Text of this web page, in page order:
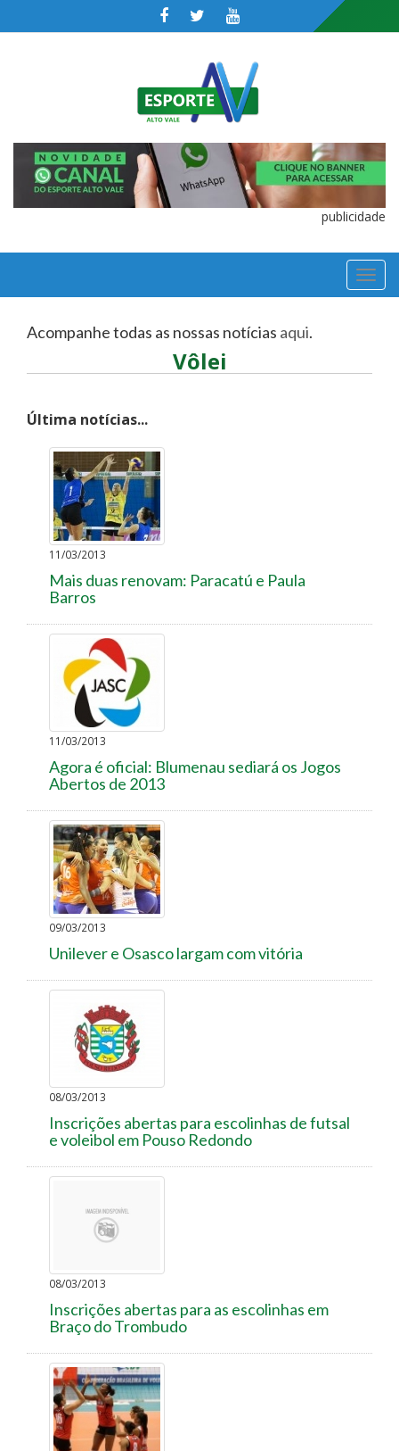
publicidade
Acompanhe todas as nossas notícias aqui.
Vôlei
Última notícias...
11/03/2013
Mais duas renovam: Paracatú e Paula
Barros
11/03/2013
Agora é oficial: Blumenau sediará os Jogos
Abertos de 2013
09/03/2013
Unilever e Osasco largam com vitória
08/03/2013
Inscrições abertas para escolinhas de futsal
e voleibol em Pouso Redondo
08/03/2013
Inscrições abertas para as escolinhas em
Braço do Trombudo